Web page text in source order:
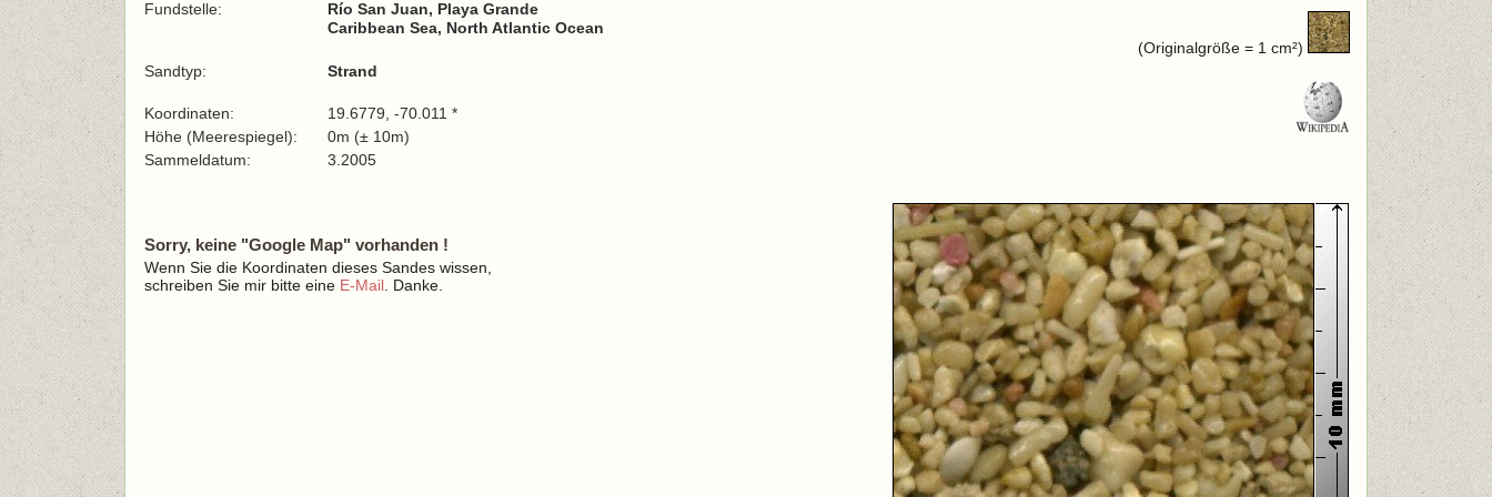
(Originalgröße = 1 cm²)
Fundstelle:
Río San Juan, Playa Grande
Caribbean Sea, North Atlantic Ocean
Sandtyp: Strand
Koordinaten:
19.6779, -70.011 *
Höhe (Meerespiegel):
0m (± 10m)
Sammeldatum:
3.2005
Sorry, keine "Google Map" vorhanden !
Wenn Sie die Koordinaten dieses Sandes wissen,
schreiben Sie mir bitte eine E-Mail . Danke.